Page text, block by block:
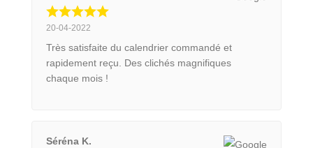
20-04-2022
Très satisfaite du calendrier commandé et
rapidement reçu. Des clichés magnifiques
chaque mois !
Séréna K.